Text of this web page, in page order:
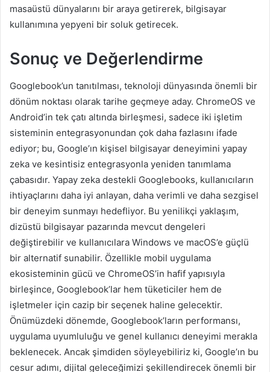
masaüstü dünyalarını bir araya getirerek, bilgisayar
kullanımına yepyeni bir soluk getirecek.
Sonuç ve Değerlendirme
Googlebook’un tanıtılması, teknoloji dünyasında önemli bir
dönüm noktası olarak tarihe geçmeye aday. ChromeOS ve
Android’in tek çatı altında birleşmesi, sadece iki işletim
sisteminin entegrasyonundan çok daha fazlasını ifade
ediyor; bu, Google’ın kişisel bilgisayar deneyimini yapay
zeka ve kesintisiz entegrasyonla yeniden tanımlama
çabasıdır. Yapay zeka destekli Googlebooks, kullanıcıların
ihtiyaçlarını daha iyi anlayan, daha verimli ve daha sezgisel
bir deneyim sunmayı hedefliyor. Bu yenilikçi yaklaşım,
dizüstü bilgisayar pazarında mevcut dengeleri
değiştirebilir ve kullanıcılara Windows ve macOS’e güçlü
bir alternatif sunabilir. Özellikle mobil uygulama
ekosisteminin gücü ve ChromeOS’in hafif yapısıyla
birleşince, Googlebook’lar hem tüketiciler hem de
işletmeler için cazip bir seçenek haline gelecektir.
Önümüzdeki dönemde, Googlebook’ların performansı,
uygulama uyumluluğu ve genel kullanıcı deneyimi merakla
beklenecek. Ancak şimdiden söyleyebiliriz ki, Google’ın bu
cesur adımı, dijital geleceğimizi şekillendirecek önemli bir